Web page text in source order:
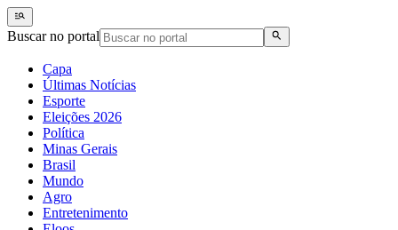
Buscar no portal
Capa
Últimas Notícias
Esporte
Eleições 2026
Política
Minas Gerais
Brasil
Mundo
Agro
Entretenimento